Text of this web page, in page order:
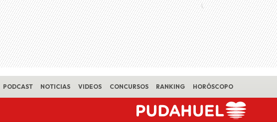
PODCAST NOTICIAS VIDEOS CONCURSOS RANKING HORÓSCOPO